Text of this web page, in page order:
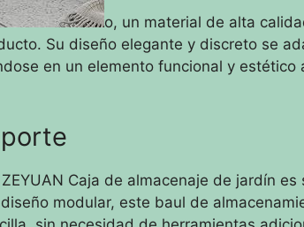
o, un material de alta
Su diseño elegante y discreto se
en un elemento funcional y estético
Caja de almacenaje de jardín es
modular, este baul de